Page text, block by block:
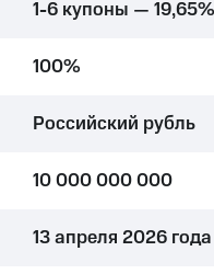
1-6 купоны — 19,65%
100%
Российский рубль
10 000 000 000
13 апреля 2026 года